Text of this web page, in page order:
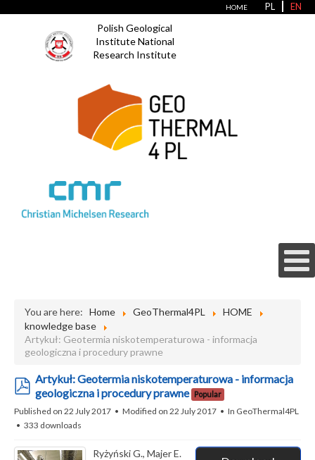
PL EN
HOME
Polish Geological
Institute National
Research Institute
You are here: Home GeoThermal4PL
HOME
knowledge base
Artykuł: Geotermia niskotemperaturowa - informacja
geologiczna i procedury prawne
pdf
Artykuł: Geotermia niskotemperaturowa - informacja
geologiczna i procedury prawne
Popular
Published on 22 July 2017 Modified on 22 July 2017 In GeoThermal4PL
333 downloads
Ryżyński G., Majer E.